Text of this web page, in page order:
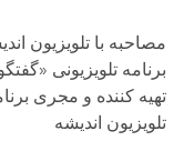
مصاحبه با تلويزيون
برنامه تلویزیونی
تهیه کننده و مجری
تلویزیون اندیشه